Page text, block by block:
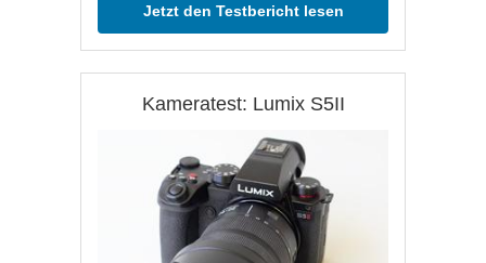
Jetzt den Testbericht lesen
Kameratest: Lumix S5II